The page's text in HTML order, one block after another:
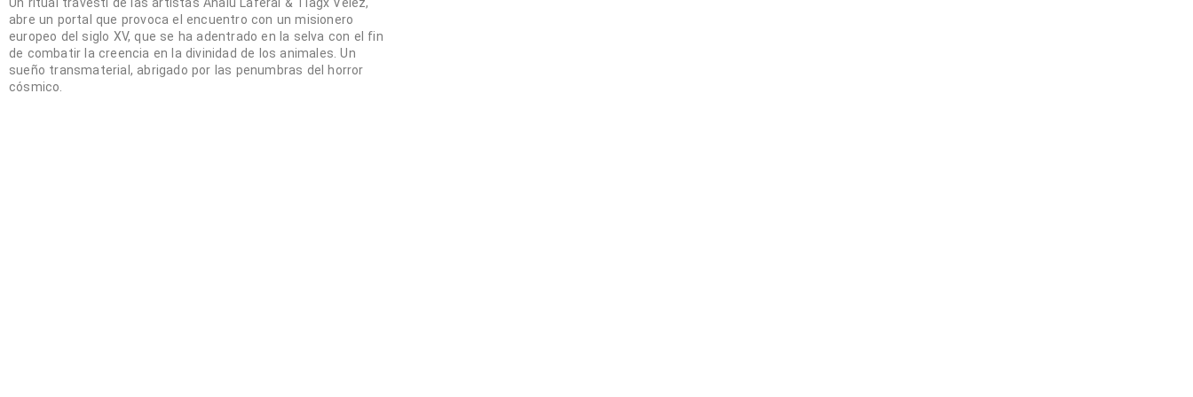
abre un portal que provoca el encuentro con un misionero
europeo del siglo XV, que se ha adentrado en la selva con el fin
de combatir la creencia en la divinidad de los animales. Un
sueño transmaterial, abrigado por las penumbras del horror
cósmico.